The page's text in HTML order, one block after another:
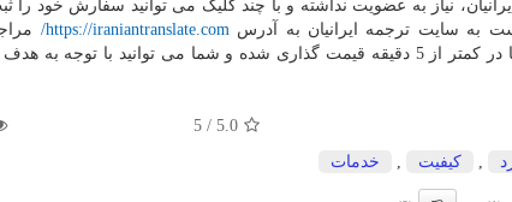
نیاز به عضویت نداشته و با چند کلیک می توانید سفارش خود را
به سایت ترجمه ایرانیان به آدرس https://iraniantranslate.com
/
سفارش کلیک فرمایید. سفارش شما در کمتر از 5 دقیقه قیمت گذاری شده و شما می
5.0
/
5
, كیفیت , خدمات